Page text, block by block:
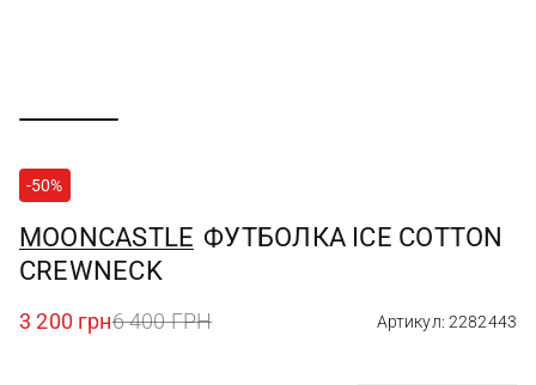
-50%
MOONCASTLE ФУТБОЛКА ICE COTTON
CREWNECK
3 200 грн6 400 ГРН Артикул: 2282443